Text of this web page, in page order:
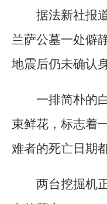
据法新社报
兰萨公墓一处僻
地震后仍未确认
一排简朴的
束鲜花，标志着
难者的死亡日期
两台挖掘机